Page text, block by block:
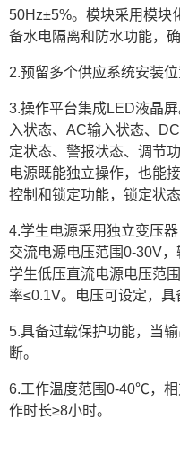
50Hz±5%。模块采用模块
备水电隔离和防水功能，
2.预留多个供应系统安装
3.操作平台集成LED液晶
入状态、AC输入状态、
定状态、警报状态、调节
电源既能独立操作，也能
控制和锁定功能，锁定状
4.学生电源采用独立变压
交流电源电压范围0-30V
学生低压直流电源电压范
率≤0.1V。电压可设定，具
5.具备过载保护功能，当
断。
6.工作温度范围0-40℃，
作时长≥8小时。